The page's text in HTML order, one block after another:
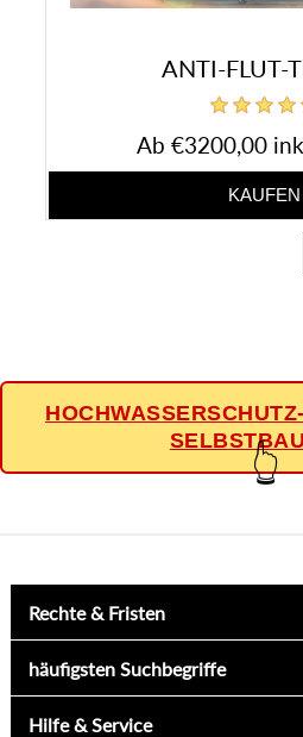
ANTI-FLUT-
Ab €3200,00
👆
Rechte & Fristen
häufigsten Suchbegriffe
Hilfe & Service